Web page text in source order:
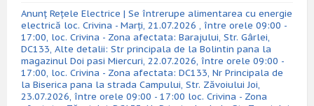
Anunț Rețele Electrice | Se întrerupe alimentarea cu energie
electrică loc. Crivina - Marți, 21.07.2026 , între orele 09:00 -
17:00, loc. Crivina - Zona afectata: Barajului, Str. Gârlei,
DC133, Alte detalii: Str principala de la Bolintin pana la
magazinul Doi pasi Miercuri, 22.07.2026, între orele 09:00 -
17:00, loc. Crivina - Zona afectata: DC133, Nr Principala de
la Biserica pana la strada Campului, Str. Zăvoiului Joi,
23.07.2026, între orele 09:00 - 17:00 loc. Crivina - Zona